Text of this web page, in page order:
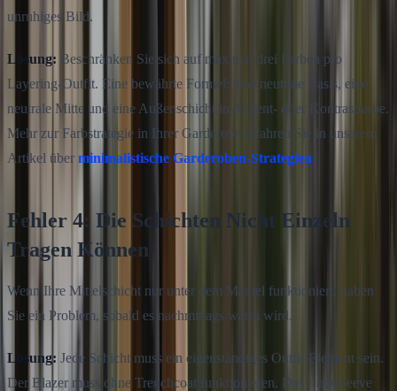
unruhiges Bild.
Lösung: Beschränken Sie sich auf maximal drei Farben pro
Layering-Outfit. Eine bewährte Formel: eine neutrale Basis, eine
neutrale Mitte und eine Außenschicht in Akzent- oder Kontrastfarbe.
Mehr zur Farbstrategie in Ihrer Garderobe erfahren Sie in unserem
Artikel über minimalistische Garderoben-Strategien
Fehler 4: Die Schichten Nicht Einzeln
Tragen Können
Wenn Ihre Mittelschicht nur unter dem Mantel funktioniert, haben
Sie ein Problem, sobald es nachmittags warm wird.
Lösung: Jede Schicht muss ein eigenständiges Outfit-Element sein.
Der Blazer muss ohne Trenchcoat funktionieren. Das Longsleeve